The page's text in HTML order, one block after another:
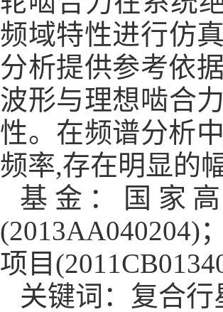
频域特性进行仿
分析提供参考依
波形与理想啮合
性。在频谱分析中
频率,存在明显的
基金：国家
(2013AA040204)
项目
关键词：复合行